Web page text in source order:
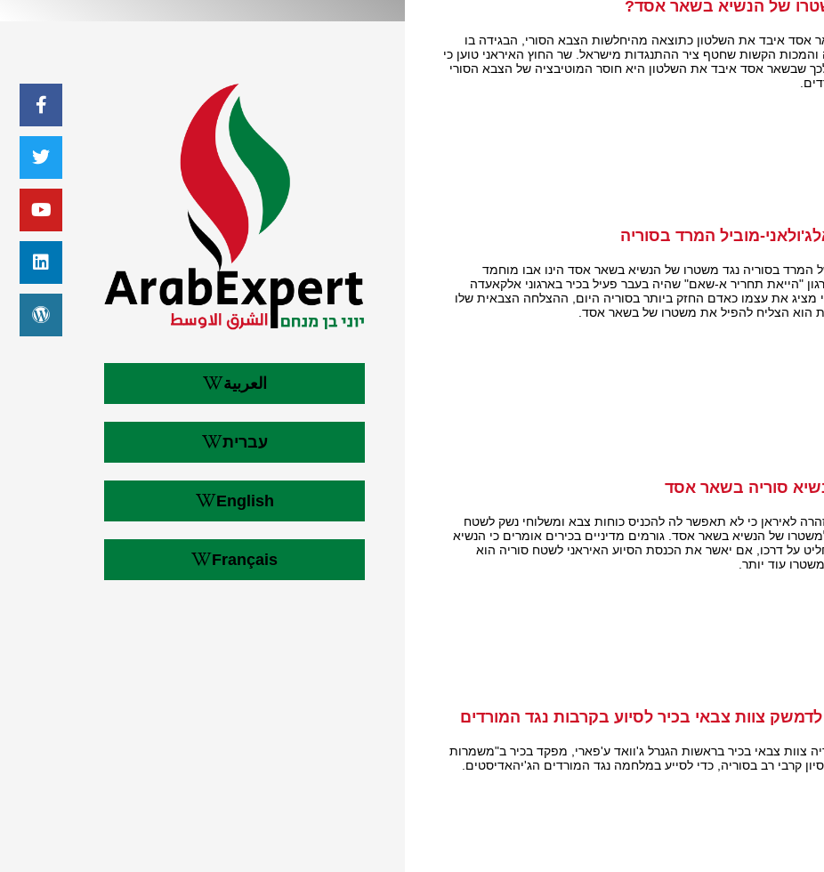
של הנשיא בשאר אסד?
אסד איבד את השלטון כתוצאה מהיחלשות הצבא הסורי, הבגידה בו
והמכות הקשות שחטף ציר ההתנגדות מישראל. שר החוץ האיראני טוען כי
שבשאר אסד איבד את השלטון היא חוסר המוטיבציה של הצבא הסורי
מוביל המרד בסוריה
המרד בסוריה נגד משטרו של הנשיא בשאר אסד הינו אבו מוחמד
"הייאת תחריר א-שאם" שהיה בעבר פעיל בכיר בארגוני אלקאעדה
מציג את עצמו כאדם החזק ביותר בסוריה היום, ההצלחה הצבאית שלו
הוא הצליח להפיל את משטרו של בשאר אסד.
סוריה בשאר אסד
לאיראן כי לא תאפשר לה להכניס כוחות צבא ומשלוחי נשק לשטח
של הנשיא בשאר אסד. גורמים מדיניים בכירים אומרים כי הנשיא
על דרכו, אם יאשר את הכנסת הסיוע האיראני לשטח סוריה הוא
עוד יותר.
צוות צבאי בכיר לסיוע בקרבות נגד המורדים
צוות צבאי בכיר בראשות הגנרל ג'וואד ע'פארי, מפקד בכיר ב"משמרות
קרבי רב בסוריה, כדי לסייע במלחמה נגד המורדים הג'יהאדיסטים.
العربية
עברית
English
Français